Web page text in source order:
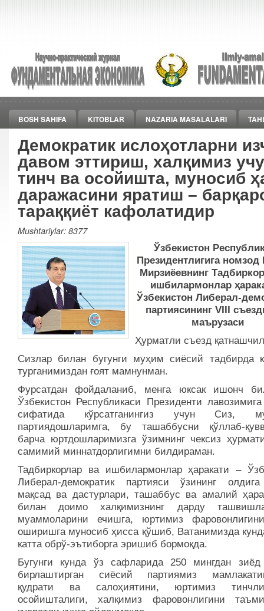
BOSH SAHIFA KITOBLAR NAZARIA MASALALARI
Демократик ислоҳотларни
давом эттириш, халқимиз
тинч ва осойишта, муносиб
даражасини яратиш –
тараққиёт кафолатидир
Mushtariylar: 8377
Ўзбекистон
Президентлигига номзод
Мирзиёевнинг
ишбилармонлар
Ўзбекистон Либерал-
партиясининг VIII
маърузаси
Ҳурматли съезд
Сизлар билан бугунги муҳим сиёсий тадбирда
турганимиздан ғоят мамнунман.
Фурсатдан фойдаланиб, менга юксак ишонч
Ўзбекистон Республикаси Президенти
сифатида кўрсатганингиз учун Сиз,
партиядошларимга, бу ташаббусни қўллаб-
барча юртдошларимизга ўзимнинг чексиз
самимий миннатдорлигимни билдираман.
Тадбиркорлар ва ишбилармонлар ҳаракати –
Либерал-демократик партияси ўзининг олдига
мақсад ва дастурлари, ташаббус ва амалий
билан доимо халқимизнинг дарду
муаммоларини ечишга, юртимиз
оширишга муносиб ҳисса қўшиб, Ватанимизда
катта обрў-эътиборга эришиб бормоқда.
Бугунги кунда ўз сафларида 250 мингдан зиёд
бирлаштирган сиёсий партиямиз
қудрати ва салоҳиятини, юртимиз
осойишталиги, халқимиз фаровонлигини